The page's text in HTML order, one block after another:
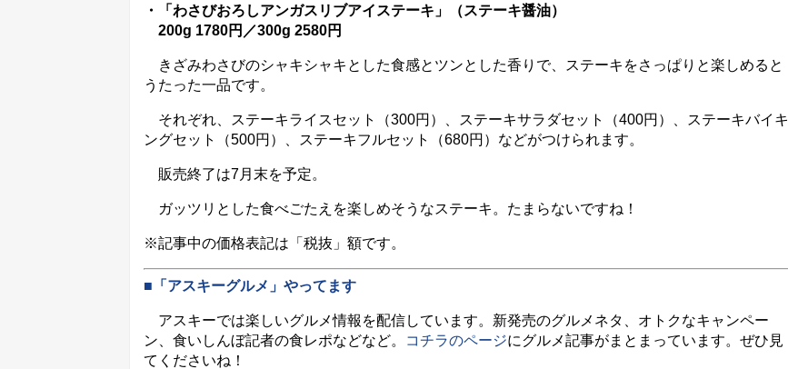
・「わさびおろしアンガスリブアイステーキ」（ステーキ醤油）
200g 1780円／300g 2580円
きざみわさびのシャキシャキとした食感とツンとした香りで、ステーキをさっぱりと楽しめると
うたった一品です。
それぞれ、ステーキライスセット（300円）、ステーキサラダセット（400円）、ステーキバイキ
ングセット（500円）、ステーキフルセット（680円）などがつけられます。
販売終了は7月末を予定。
ガッツリとした食べごたえを楽しめそうなステーキ。たまらないですね！
※記事中の価格表記は「税抜」額です。
■「アスキーグルメ」やってます
アスキーでは楽しいグルメ情報を配信しています。新発売のグルメネタ、オトクなキャンペー
ン、食いしんぼ記者の食レポなどなど。
コチラのページにグルメ記事がまとまっています。ぜひ見
てくださいね！